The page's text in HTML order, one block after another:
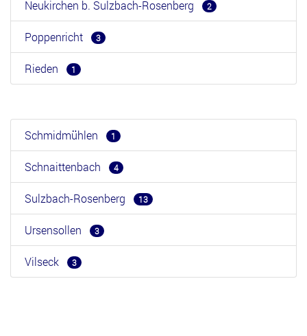
Neukirchen b. Sulzbach-Rosenberg 2
Poppenricht 3
Rieden 1
Schmidmühlen 1
Schnaittenbach 4
Sulzbach-Rosenberg 13
Ursensollen 3
Vilseck 3